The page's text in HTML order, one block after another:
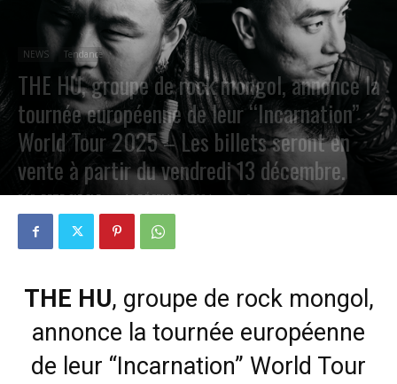
NEWS Tendance
THE HU, groupe de rock mongol, annonce la
tournée européenne de leur “Incarnation”
World Tour 2025 – Les billets seront en
vente à partir du vendredi 13 décembre.
PAR PETE CIRCLE 16 DÉCEMBRE 2024 0
THE HU, groupe de rock mongol,
annonce la tournée européenne
de leur “Incarnation” World Tour